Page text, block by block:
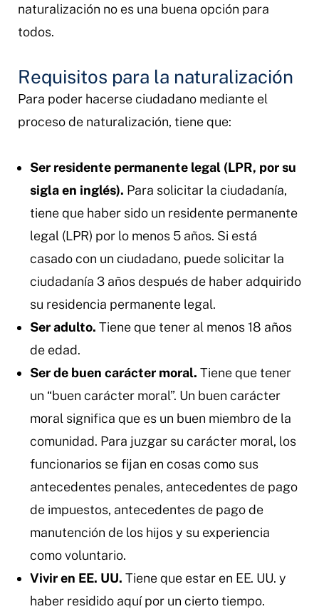
naturalización no es una buena opción para
todos.
Requisitos para la naturalización
Para poder hacerse ciudadano mediante el
proceso de naturalización, tiene que:
Ser residente permanente legal (LPR, por su
sigla en inglés). Para solicitar la ciudadanía,
tiene que haber sido un residente permanente
legal (LPR) por lo menos 5 años. Si está
casado con un ciudadano, puede solicitar la
ciudadanía 3 años después de haber adquirido
su residencia permanente legal.
Ser adulto. Tiene que tener al menos 18 años
de edad.
Ser de buen carácter moral. Tiene que tener
un “buen carácter moral”. Un buen carácter
moral significa que es un buen miembro de la
comunidad. Para juzgar su carácter moral, los
funcionarios se fijan en cosas como sus
antecedentes penales, antecedentes de pago
de impuestos, antecedentes de pago de
manutención de los hijos y su experiencia
como voluntario.
Vivir en EE. UU. Tiene que estar en EE. UU. y
haber residido aquí por un cierto tiempo.